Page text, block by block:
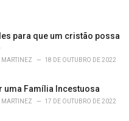
para que um cristão possa
MARTINEZ 18 DE OUTUBRO DE 2022
uma Família Incestuosa
MARTINEZ 17 DE OUTUBRO DE 2022